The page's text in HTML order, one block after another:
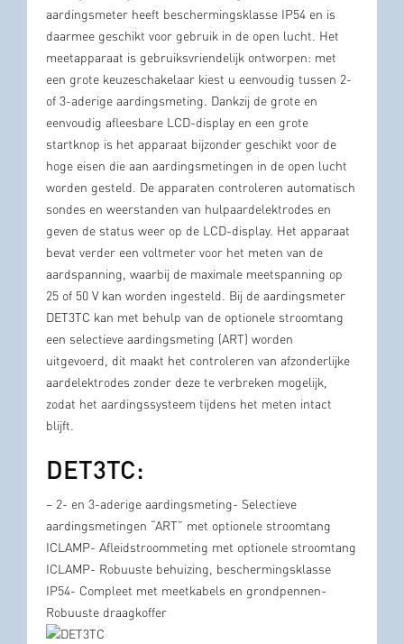
aardingsmeter heeft beschermingsklasse IP54 en is
daarmee geschikt voor gebruik in de open lucht. Het
meetapparaat is gebruiksvriendelijk ontworpen: met
een grote keuzeschakelaar kiest u eenvoudig tussen 2-
of 3-aderige aardingsmeting. Dankzij de grote en
eenvoudig afleesbare LCD-display en een grote
startknop is het apparaat bijzonder geschikt voor de
hoge eisen die aan aardingsmetingen in de open lucht
worden gesteld. De apparaten controleren automatisch
sondes en weerstanden van hulpaardelektrodes en
geven de status weer op de LCD-display. Het apparaat
bevat verder een voltmeter voor het meten van de
aardspanning, waarbij de maximale meetspanning op
25 of 50 V kan worden ingesteld. Bij de aardingsmeter
DET3TC kan met behulp van de optionele stroomtang
een selectieve aardingsmeting (ART) worden
uitgevoerd, dit maakt het controleren van afzonderlijke
aardelektrodes zonder deze te verbreken mogelijk,
zodat het aardingssysteem tijdens het meten intact
blijft.
DET3TC:
– 2- en 3-aderige aardingsmeting- Selectieve
aardingsmetingen “ART” met optionele stroomtang
ICLAMP- Afleidstroommeting met optionele stroomtang
ICLAMP- Robuuste behuizing, beschermingsklasse
IP54- Compleet met meetkabels en grondpennen-
Robuuste draagkoffer